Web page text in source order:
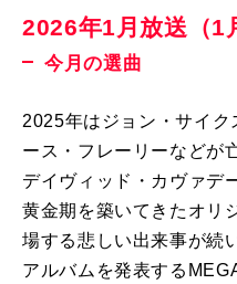
2026年1月放送（1
今月の選曲
2025年はジョン・サイ
ース・フレーリーなどが
デイヴィッド・カヴァデ
黄金期を築いてきたオリ
場する悲しい出来事が続
アルバムを発表する